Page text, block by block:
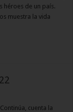
héroes de un país.
muestra la vida
cuenta la